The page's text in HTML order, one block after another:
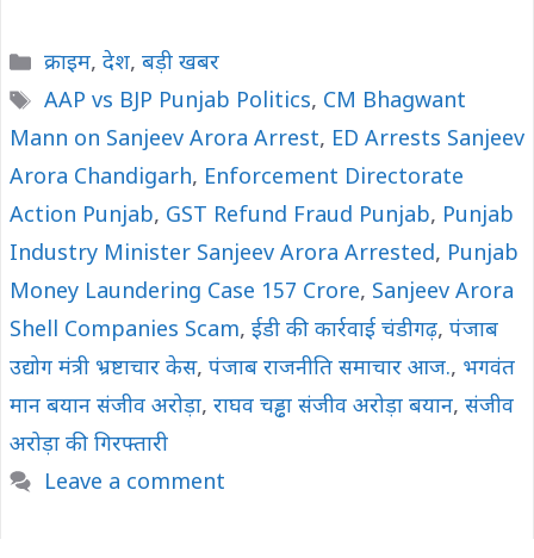
Categories
क्राइम, देश, बड़ी खबर
Tags
AAP vs BJP Punjab Politics, CM Bhagwant
Mann on Sanjeev Arora Arrest, ED Arrests Sanjeev
Arora Chandigarh, Enforcement Directorate
Action Punjab, GST Refund Fraud Punjab, Punjab
Industry Minister Sanjeev Arora Arrested, Punjab
Money Laundering Case 157 Crore, Sanjeev Arora
Shell Companies Scam, ईडी की कार्रवाई चंडीगढ़, पंजाब
उद्योग मंत्री भ्रष्टाचार केस, पंजाब राजनीति समाचार आज., भगवंत
मान बयान संजीव अरोड़ा, राघव चड्ढा संजीव अरोड़ा बयान, संजीव
अरोड़ा की गिरफ्तारी
Leave a comment